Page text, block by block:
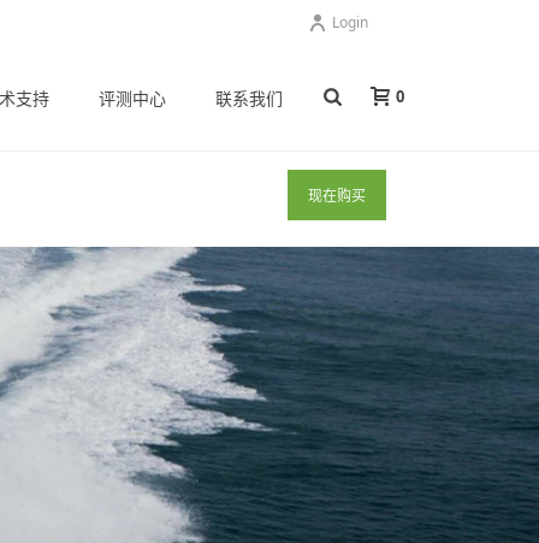
Login
支持 评测中心 联系我们 0
现在购买